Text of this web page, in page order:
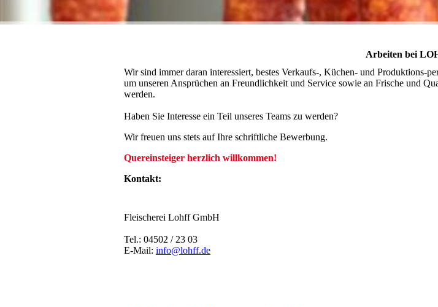
Arbeiten bei
Wir sind immer daran interessiert, bestes Verkaufs-, Küchen- und Produktions-
um unseren Ansprüchen an Freundlichkeit und Service sowie an Frische und
werden.
Haben Sie Interesse ein Teil unseres Teams zu werden?
Wir freuen uns stets auf Ihre schriftliche Bewerbung.
Quereinsteiger herzlich willkommen!
Kontakt:
Fleischerei Lohff GmbH
Tel.: 04502 / 23 03
E-Mail: info@lohff.de